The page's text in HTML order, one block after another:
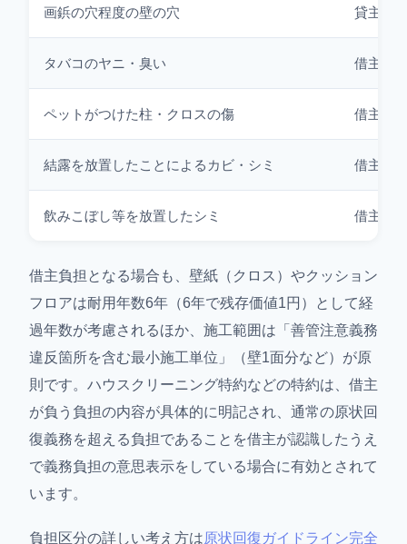
画鋲の穴程度の壁の穴 貸主（
タバコのヤニ・臭い 借主負
ペットがつけた柱・クロスの傷 借主負
結露を放置したことによるカビ・シミ 借主負
飲みこぼし等を放置したシミ 借主負
借主負担となる場合も、壁紙（クロス）やクッション
フロアは耐用年数6年（6年で残存価値1円）として経
過年数が考慮されるほか、施工範囲は「善管注意義務
違反箇所を含む最小施工単位」（壁1面分など）が原
則です。ハウスクリーニング特約などの特約は、借主
が負う負担の内容が具体的に明記され、通常の原状回
復義務を超える負担であることを借主が認識したうえ
で義務負担の意思表示をしている場合に有効とされて
います。
負担区分の詳しい考え方は原状回復ガイドライン完全